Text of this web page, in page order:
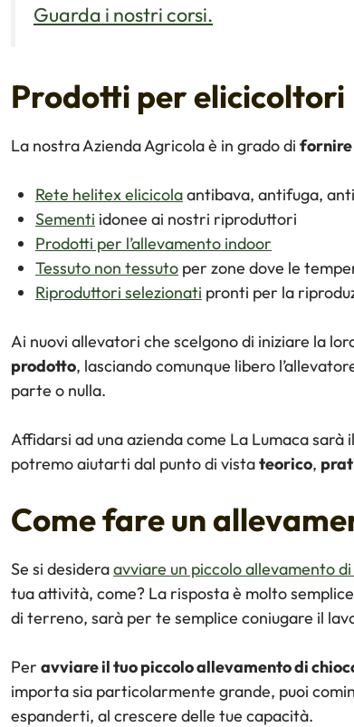
Guarda i nostri corsi.
Prodotti per elicicoltori
La nostra Azienda Agricola è in grado di fornire
Rete helitex elicicolaantibava, antifuga,
Sementi idonee ai nostri riproduttori
Prodotti per l’allevamento indoor
Tessuto non tessuto per zone dove le
Riproduttori selezionati pronti per la
Ai nuovi allevatori che scelgono di iniziare la
prodotto, lasciando comunque libero
parte o nulla.
Affidarsi ad una azienda come La Lumaca
potremo aiutarti dal punto di vistateorico,
Come fare un
Se si desideraavviare un piccolo allevamento
tua attività, come? La risposta è molto
di terreno, sarà per te semplice coniugare il
Per avviare il tuo piccolo allevamento di
importa sia particolarmente grande, puoi
espanderti, al crescere delle tue capacità.